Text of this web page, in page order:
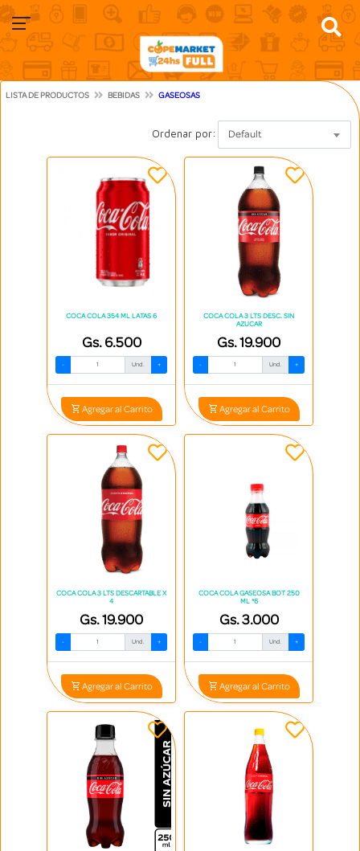
LISTA DE PRODUCTOS BEBIDAS GASEOSAS
Ordenar por: Default
COCA COLA 354 ML LATAS 6
Gs. 6.500
- Und. +
Agregar al Carrito
COCA COLA 3 LTS DESC. SIN
AZUCAR
Gs. 19.900
- Und. +
Agregar al Carrito
COCA COLA 3 LTS DESCARTABLE X
4
Gs. 19.900
- Und. +
Agregar al Carrito
COCA COLA GASEOSA BOT 250
ML *6
Gs. 3.000
- Und. +
Agregar al Carrito